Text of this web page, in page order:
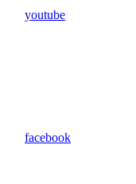
youtube
facebook